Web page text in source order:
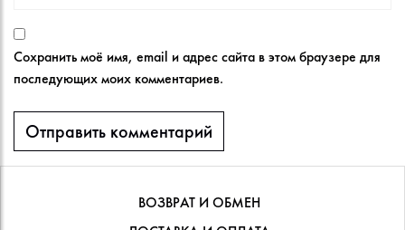
Сохранить моё имя, email и адрес сайта в этом браузере для
последующих моих комментариев.
ВОЗВРАТ И ОБМЕН